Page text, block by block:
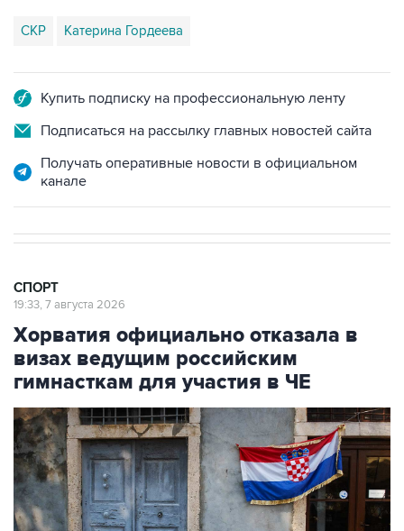
СКР Катерина Гордеева
Купить подписку на профессиональную ленту
Подписаться на рассылку главных новостей сайта
Получать оперативные новости в официальном
канале
СПОРТ
19:33, 7 августа 2026
Хорватия официально отказала в
визах ведущим российским
гимнасткам для участия в ЧЕ